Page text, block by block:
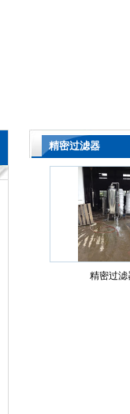
精密过滤器
精密过滤